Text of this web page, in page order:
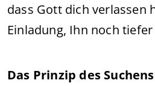
dass Gott dich verlassen
Einladung, Ihn noch
Das Prinzip des Suchens